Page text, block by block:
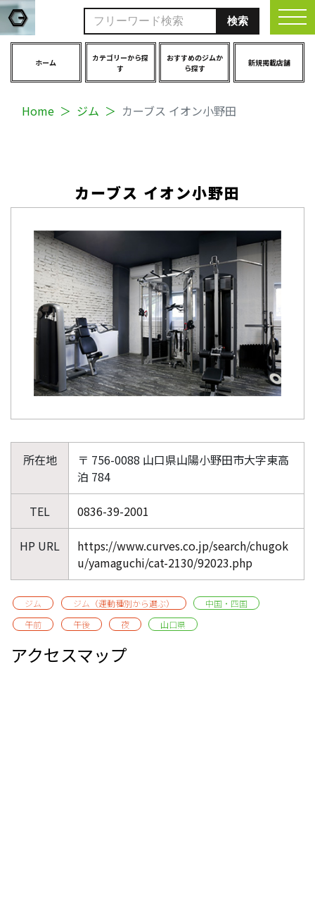
ホーム
カテゴリーから探
す
おすすめのジムか
ら探す
新規掲載店舗
Home ジム カーブス イオン小野田
カーブス イオン小野田
所在地
〒 756-0088 山口県山陽小野田市大字東高
泊 784
TEL 0836-39-2001
HP URL
https://www.curves.co.jp/search/chugok
u/yamaguchi/cat-2130/92023.php
ジム ジム（運動種別から選ぶ）
中国・四国
午前
午後 夜 山口県
アクセスマップ